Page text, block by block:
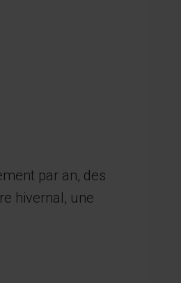
par an, des
hivernal, une